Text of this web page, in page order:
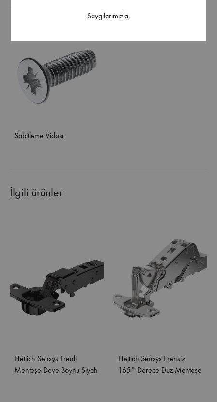
Sabitleme Vidası
İlgili ürünler
Hettich Sensys Frenli
Menteşe Deve Boynu Siyah
Hettich Sensys Frensiz
165° Derece Düz Menteşe
Saygılarımızla,